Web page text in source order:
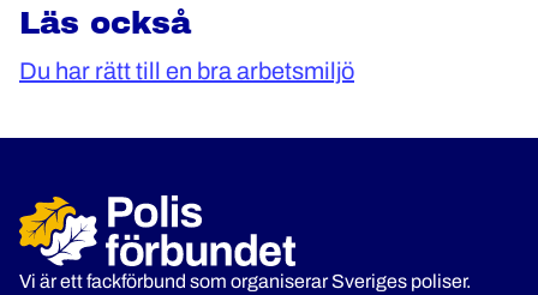
Läs också
Du har rätt till en bra arbetsmiljö
Vi är ett fackförbund som organiserar Sveriges poliser.